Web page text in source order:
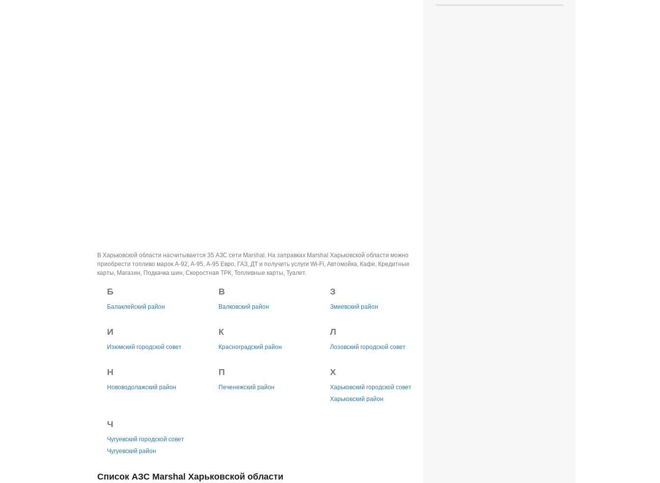
В Харьковской области насчитывается 35 АЗС сети Marshal. На заправках Marshal Харьковской области можно
приобрести топливо марок А-92, А-95, А-95 Евро, ГАЗ, ДТ и получить услуги Wi-Fi, Автомойка, Кафе, Кредитные
карты, Магазин, Подкачка шин, Скоростная ТРК, Топливные карты, Туалет.
Б
Балаклейский район
В
Валковский район
З
Змиевский район
И
Изюмский городской совет
К
Красноградский район
Л
Лозовский городской совет
Н
Нововодолажский район
П
Печенежский район
Х
Харьковский городской совет
Харьковский район
Ч
Чугуевский городской совет
Чугуевский район
Список АЗС Marshal Харьковской области